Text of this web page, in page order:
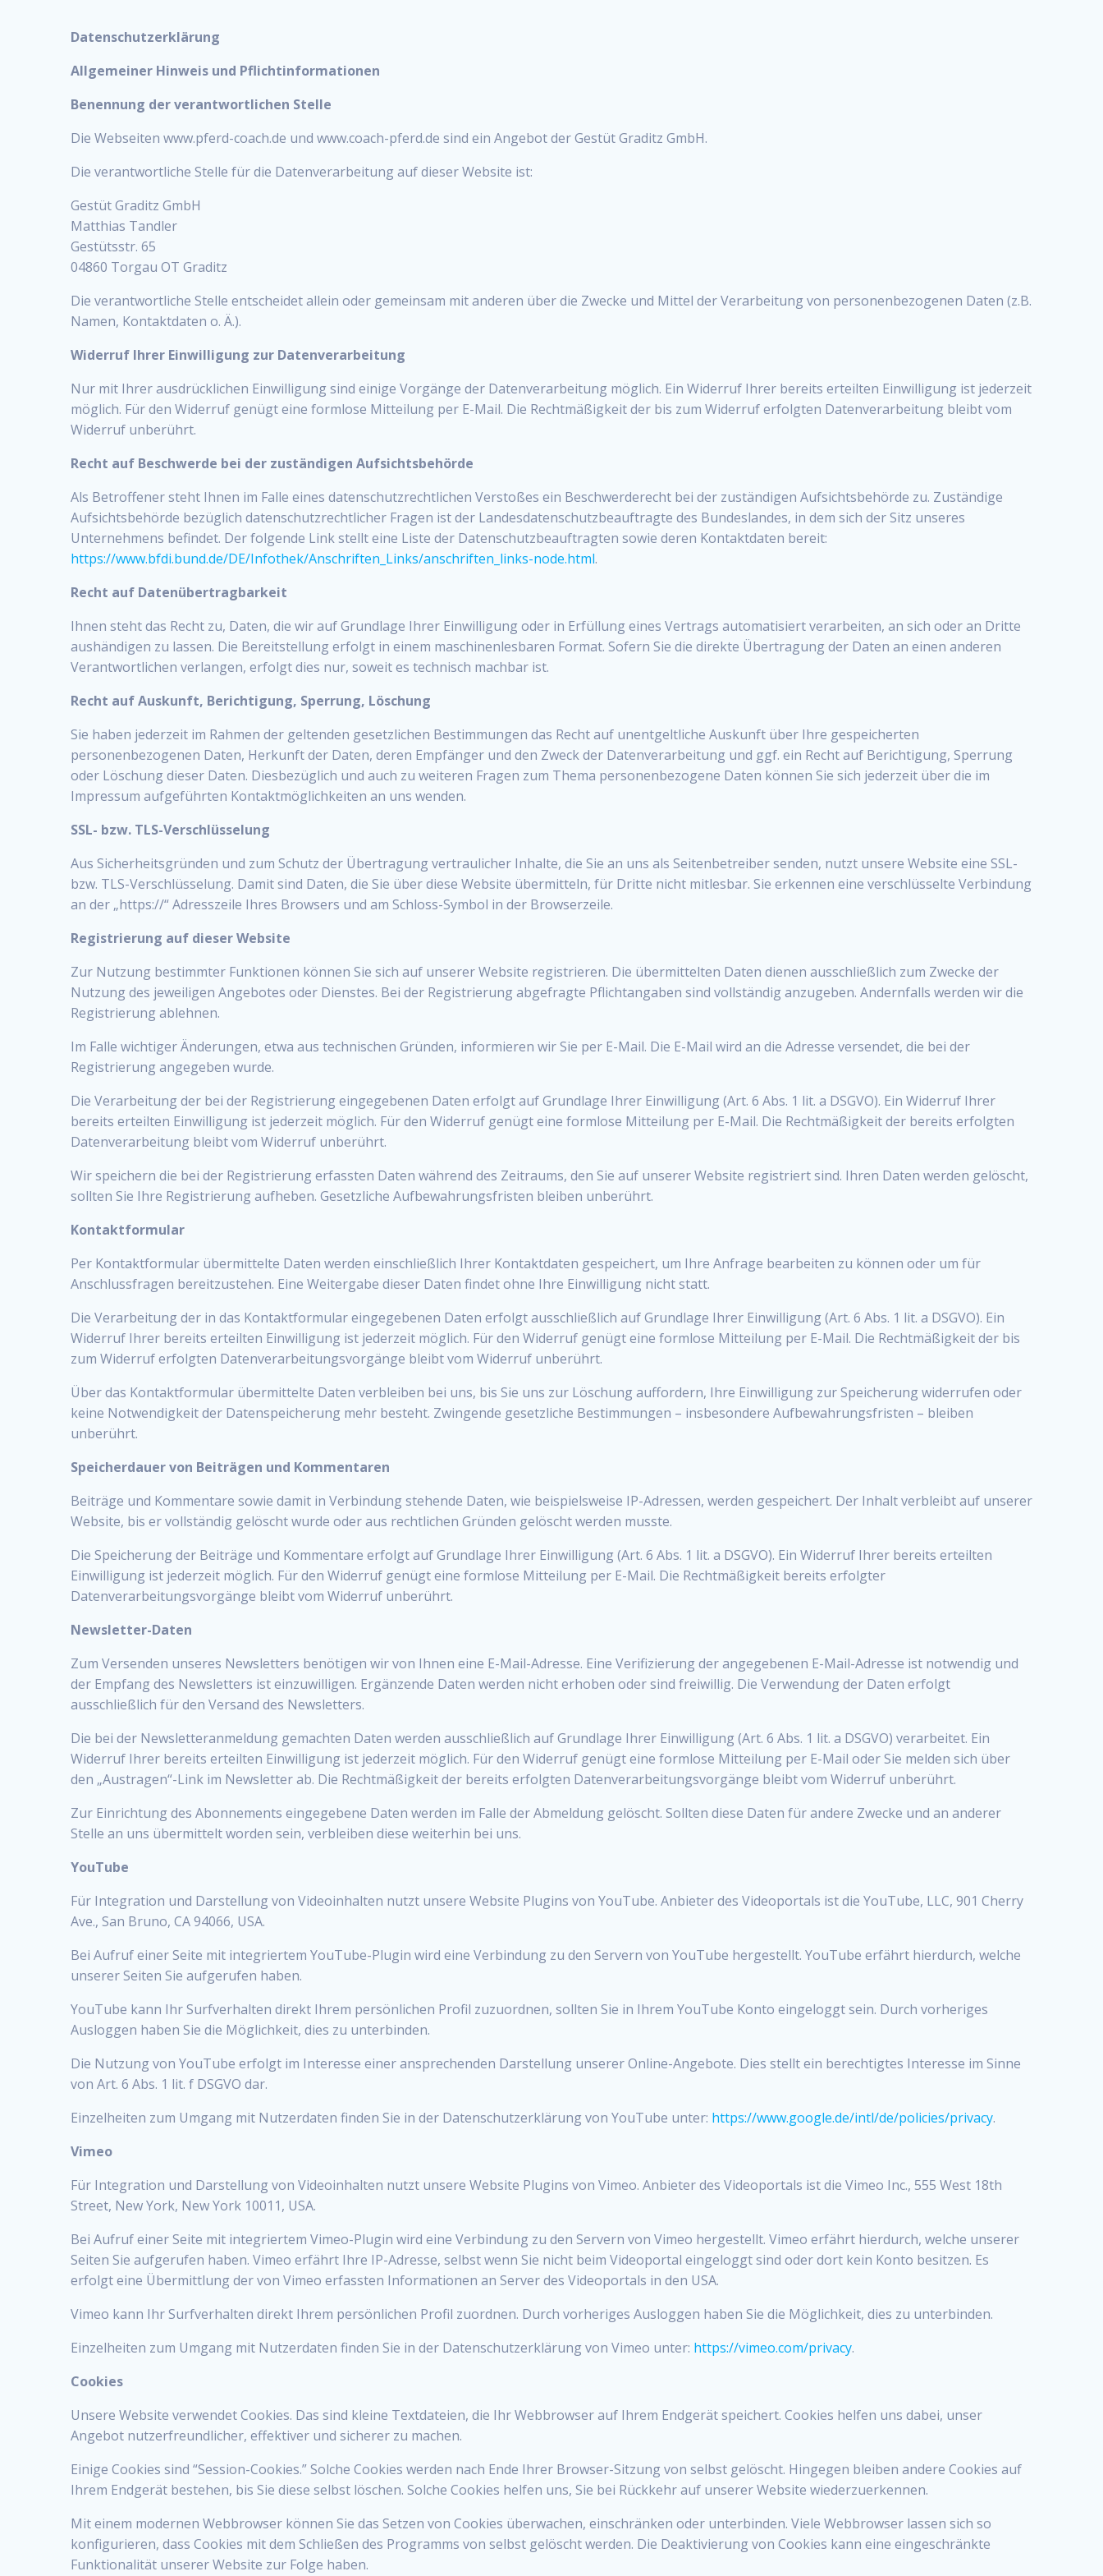
Datenschutzerklärung
Allgemeiner Hinweis und Pflichtinformationen
Benennung der verantwortlichen Stelle
Die Webseiten www.pferd-coach.de und www.coach-pferd.de sind ein Angebot der Gestüt Graditz GmbH.
Die verantwortliche Stelle für die Datenverarbeitung auf dieser Website ist:
Gestüt Graditz GmbH
Matthias Tandler
Gestütsstr. 65
04860 Torgau OT Graditz
Die verantwortliche Stelle entscheidet allein oder gemeinsam mit anderen über die Zwecke und Mittel der Verarbeitung von personenbezogenen Daten (z.B.
Namen, Kontaktdaten o. Ä.).
Widerruf Ihrer Einwilligung zur Datenverarbeitung
Nur mit Ihrer ausdrücklichen Einwilligung sind einige Vorgänge der Datenverarbeitung möglich. Ein Widerruf Ihrer bereits erteilten Einwilligung ist jederzeit
möglich. Für den Widerruf genügt eine formlose Mitteilung per E-Mail. Die Rechtmäßigkeit der bis zum Widerruf erfolgten Datenverarbeitung bleibt vom
Widerruf unberührt.
Recht auf Beschwerde bei der zuständigen Aufsichtsbehörde
Als Betroffener steht Ihnen im Falle eines datenschutzrechtlichen Verstoßes ein Beschwerderecht bei der zuständigen Aufsichtsbehörde zu. Zuständige
Aufsichtsbehörde bezüglich datenschutzrechtlicher Fragen ist der Landesdatenschutzbeauftragte des Bundeslandes, in dem sich der Sitz unseres
Unternehmens befindet. Der folgende Link stellt eine Liste der Datenschutzbeauftragten sowie deren Kontaktdaten bereit:
https://www.bfdi.bund.de/DE/Infothek/Anschriften_Links/anschriften_links-node.html.
Recht auf Datenübertragbarkeit
Ihnen steht das Recht zu, Daten, die wir auf Grundlage Ihrer Einwilligung oder in Erfüllung eines Vertrags automatisiert verarbeiten, an sich oder an Dritte
aushändigen zu lassen. Die Bereitstellung erfolgt in einem maschinenlesbaren Format. Sofern Sie die direkte Übertragung der Daten an einen anderen
Verantwortlichen verlangen, erfolgt dies nur, soweit es technisch machbar ist.
Recht auf Auskunft, Berichtigung, Sperrung, Löschung
Sie haben jederzeit im Rahmen der geltenden gesetzlichen Bestimmungen das Recht auf unentgeltliche Auskunft über Ihre gespeicherten
personenbezogenen Daten, Herkunft der Daten, deren Empfänger und den Zweck der Datenverarbeitung und ggf. ein Recht auf Berichtigung, Sperrung
oder Löschung dieser Daten. Diesbezüglich und auch zu weiteren Fragen zum Thema personenbezogene Daten können Sie sich jederzeit über die im
Impressum aufgeführten Kontaktmöglichkeiten an uns wenden.
SSL- bzw. TLS-Verschlüsselung
Aus Sicherheitsgründen und zum Schutz der Übertragung vertraulicher Inhalte, die Sie an uns als Seitenbetreiber senden, nutzt unsere Website eine SSL-
bzw. TLS-Verschlüsselung. Damit sind Daten, die Sie über diese Website übermitteln, für Dritte nicht mitlesbar. Sie erkennen eine verschlüsselte Verbindung
an der „https://“ Adresszeile Ihres Browsers und am Schloss-Symbol in der Browserzeile.
Registrierung auf dieser Website
Zur Nutzung bestimmter Funktionen können Sie sich auf unserer Website registrieren. Die übermittelten Daten dienen ausschließlich zum Zwecke der
Nutzung des jeweiligen Angebotes oder Dienstes. Bei der Registrierung abgefragte Pflichtangaben sind vollständig anzugeben. Andernfalls werden wir die
Registrierung ablehnen.
Im Falle wichtiger Änderungen, etwa aus technischen Gründen, informieren wir Sie per E-Mail. Die E-Mail wird an die Adresse versendet, die bei der
Registrierung angegeben wurde.
Die Verarbeitung der bei der Registrierung eingegebenen Daten erfolgt auf Grundlage Ihrer Einwilligung (Art. 6 Abs. 1 lit. a DSGVO). Ein Widerruf Ihrer
bereits erteilten Einwilligung ist jederzeit möglich. Für den Widerruf genügt eine formlose Mitteilung per E-Mail. Die Rechtmäßigkeit der bereits erfolgten
Datenverarbeitung bleibt vom Widerruf unberührt.
Wir speichern die bei der Registrierung erfassten Daten während des Zeitraums, den Sie auf unserer Website registriert sind. Ihren Daten werden gelöscht,
sollten Sie Ihre Registrierung aufheben. Gesetzliche Aufbewahrungsfristen bleiben unberührt.
Kontaktformular
Per Kontaktformular übermittelte Daten werden einschließlich Ihrer Kontaktdaten gespeichert, um Ihre Anfrage bearbeiten zu können oder um für
Anschlussfragen bereitzustehen. Eine Weitergabe dieser Daten findet ohne Ihre Einwilligung nicht statt.
Die Verarbeitung der in das Kontaktformular eingegebenen Daten erfolgt ausschließlich auf Grundlage Ihrer Einwilligung (Art. 6 Abs. 1 lit. a DSGVO). Ein
Widerruf Ihrer bereits erteilten Einwilligung ist jederzeit möglich. Für den Widerruf genügt eine formlose Mitteilung per E-Mail. Die Rechtmäßigkeit der bis
zum Widerruf erfolgten Datenverarbeitungsvorgänge bleibt vom Widerruf unberührt.
Über das Kontaktformular übermittelte Daten verbleiben bei uns, bis Sie uns zur Löschung auffordern, Ihre Einwilligung zur Speicherung widerrufen oder
keine Notwendigkeit der Datenspeicherung mehr besteht. Zwingende gesetzliche Bestimmungen – insbesondere Aufbewahrungsfristen – bleiben
unberührt.
Speicherdauer von Beiträgen und Kommentaren
Beiträge und Kommentare sowie damit in Verbindung stehende Daten, wie beispielsweise IP-Adressen, werden gespeichert. Der Inhalt verbleibt auf unserer
Website, bis er vollständig gelöscht wurde oder aus rechtlichen Gründen gelöscht werden musste.
Die Speicherung der Beiträge und Kommentare erfolgt auf Grundlage Ihrer Einwilligung (Art. 6 Abs. 1 lit. a DSGVO). Ein Widerruf Ihrer bereits erteilten
Einwilligung ist jederzeit möglich. Für den Widerruf genügt eine formlose Mitteilung per E-Mail. Die Rechtmäßigkeit bereits erfolgter
Datenverarbeitungsvorgänge bleibt vom Widerruf unberührt.
Newsletter-Daten
Zum Versenden unseres Newsletters benötigen wir von Ihnen eine E-Mail-Adresse. Eine Verifizierung der angegebenen E-Mail-Adresse ist notwendig und
der Empfang des Newsletters ist einzuwilligen. Ergänzende Daten werden nicht erhoben oder sind freiwillig. Die Verwendung der Daten erfolgt
ausschließlich für den Versand des Newsletters.
Die bei der Newsletteranmeldung gemachten Daten werden ausschließlich auf Grundlage Ihrer Einwilligung (Art. 6 Abs. 1 lit. a DSGVO) verarbeitet. Ein
Widerruf Ihrer bereits erteilten Einwilligung ist jederzeit möglich. Für den Widerruf genügt eine formlose Mitteilung per E-Mail oder Sie melden sich über
den „Austragen“-Link im Newsletter ab. Die Rechtmäßigkeit der bereits erfolgten Datenverarbeitungsvorgänge bleibt vom Widerruf unberührt.
Zur Einrichtung des Abonnements eingegebene Daten werden im Falle der Abmeldung gelöscht. Sollten diese Daten für andere Zwecke und an anderer
Stelle an uns übermittelt worden sein, verbleiben diese weiterhin bei uns.
YouTube
Für Integration und Darstellung von Videoinhalten nutzt unsere Website Plugins von YouTube. Anbieter des Videoportals ist die YouTube, LLC, 901 Cherry
Ave., San Bruno, CA 94066, USA.
Bei Aufruf einer Seite mit integriertem YouTube-Plugin wird eine Verbindung zu den Servern von YouTube hergestellt. YouTube erfährt hierdurch, welche
unserer Seiten Sie aufgerufen haben.
YouTube kann Ihr Surfverhalten direkt Ihrem persönlichen Profil zuzuordnen, sollten Sie in Ihrem YouTube Konto eingeloggt sein. Durch vorheriges
Ausloggen haben Sie die Möglichkeit, dies zu unterbinden.
Die Nutzung von YouTube erfolgt im Interesse einer ansprechenden Darstellung unserer Online-Angebote. Dies stellt ein berechtigtes Interesse im Sinne
von Art. 6 Abs. 1 lit. f DSGVO dar.
Einzelheiten zum Umgang mit Nutzerdaten finden Sie in der Datenschutzerklärung von YouTube unter: https://www.google.de/intl/de/policies/privacy.
Vimeo
Für Integration und Darstellung von Videoinhalten nutzt unsere Website Plugins von Vimeo. Anbieter des Videoportals ist die Vimeo Inc., 555 West 18th
Street, New York, New York 10011, USA.
Bei Aufruf einer Seite mit integriertem Vimeo-Plugin wird eine Verbindung zu den Servern von Vimeo hergestellt. Vimeo erfährt hierdurch, welche unserer
Seiten Sie aufgerufen haben. Vimeo erfährt Ihre IP-Adresse, selbst wenn Sie nicht beim Videoportal eingeloggt sind oder dort kein Konto besitzen. Es
erfolgt eine Übermittlung der von Vimeo erfassten Informationen an Server des Videoportals in den USA.
Vimeo kann Ihr Surfverhalten direkt Ihrem persönlichen Profil zuordnen. Durch vorheriges Ausloggen haben Sie die Möglichkeit, dies zu unterbinden.
Einzelheiten zum Umgang mit Nutzerdaten finden Sie in der Datenschutzerklärung von Vimeo unter: https://vimeo.com/privacy.
Cookies
Unsere Website verwendet Cookies. Das sind kleine Textdateien, die Ihr Webbrowser auf Ihrem Endgerät speichert. Cookies helfen uns dabei, unser
Angebot nutzerfreundlicher, effektiver und sicherer zu machen.
Einige Cookies sind “Session-Cookies.” Solche Cookies werden nach Ende Ihrer Browser-Sitzung von selbst gelöscht. Hingegen bleiben andere Cookies auf
Ihrem Endgerät bestehen, bis Sie diese selbst löschen. Solche Cookies helfen uns, Sie bei Rückkehr auf unserer Website wiederzuerkennen.
Mit einem modernen Webbrowser können Sie das Setzen von Cookies überwachen, einschränken oder unterbinden. Viele Webbrowser lassen sich so
konfigurieren, dass Cookies mit dem Schließen des Programms von selbst gelöscht werden. Die Deaktivierung von Cookies kann eine eingeschränkte
Funktionalität unserer Website zur Folge haben.